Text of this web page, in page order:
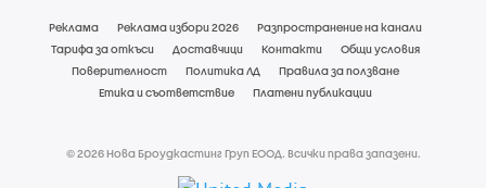
Реклама Реклама избори 2026
Разпространение на канали
Тарифа за откъси
Доставчици Контакти
Общи условия
Поверителност
Политика ЛД
Правила за ползване
Етика и съответствие
Платени публикации
© 2026 Нова Броудкастинг Груп ЕООД. Всички права запазени.